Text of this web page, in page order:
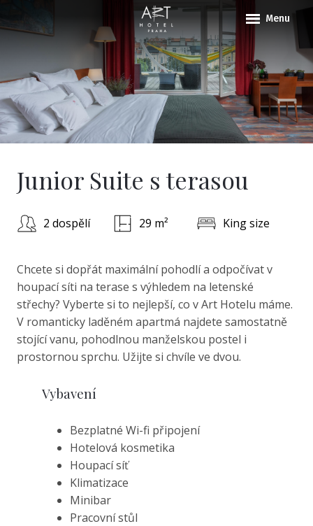
Menu
O
Junior Suite s terasou
2 dospělí 29 m² King size
Chcete si dopřát maximální pohodlí a odpočívat v
houpací síti na terase s výhledem na letenské
střechy? Vyberte si to nejlepší, co v Art Hotelu máme.
V romanticky laděném apartmá najdete samostatně
stojící vanu, pohodlnou manželskou postel i
prostornou sprchu. Užijte si chvíle ve dvou.
Vybavení
Bezplatné Wi-fi připojení
Hotelová kosmetika
Houpací síť
Klimatizace
Minibar
Pracovní stůl